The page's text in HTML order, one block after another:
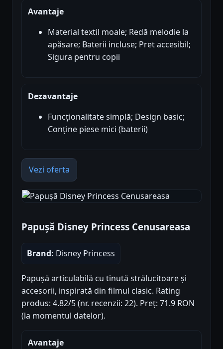
Avantaje
Material textil moale; Redă melodie la
apăsare; Baterii incluse; Pret accesibil;
Sigura pentru copii
Dezavantaje
Funcționalitate simplă; Design basic;
Conține piese mici (baterii)
Vezi oferta
Papușă Disney Princess Cenusareasa
Brand: Disney Princess
Papușă articulabilă cu tinută strălucitoare și
accesorii, inspirată din filmul clasic. Rating
produs: 4.82/5 (nr. recenzii: 22). Preț: 71.9 RON
(la momentul datelor).
Avantaje